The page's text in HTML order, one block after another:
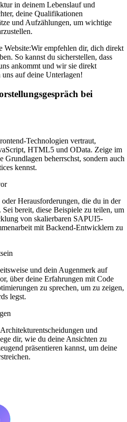
in deinem Lebenslauf und
deine Qualifikationen
und Aufzählungen, um wichtige
Website:Wir empfehlen dir, dich direkt
So kannst du sicherstellen, dass
ankommt und wir sie direkt
auf deine Unterlagen!
bei
Technologien vertraut,
HTML5 und OData. Zeige im
Grundlagen beherrschst, sondern auch
kennst.
Herausforderungen, die du in der
Sei bereit, diese Beispiele zu teilen, um
von skalierbaren SAPUI5-
mit Backend-Entwicklern zu
und dein Augenmerk auf
über deine Erfahrungen mit Code
zu sprechen, um zu zeigen,
legst.
und
dir, wie du deine Ansichten zu
präsentieren kannst, um deine